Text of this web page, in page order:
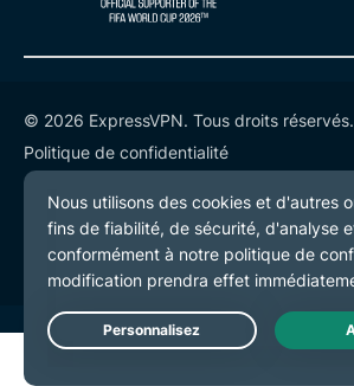
© 2026 ExpressVPN. Tous droits réservés.
Politique de confidentialité
Conditions de service
Préférences de cookies